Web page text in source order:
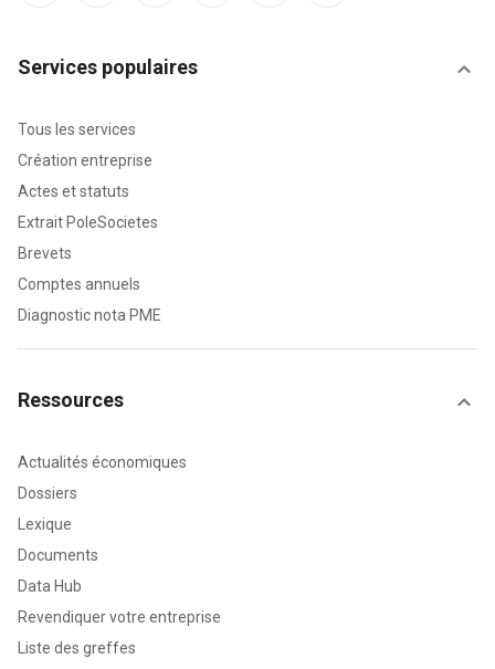
Services populaires
Tous les services
Création entreprise
Actes et statuts
Extrait PoleSocietes
Brevets
Comptes annuels
Diagnostic nota PME
Ressources
Actualités économiques
Dossiers
Lexique
Documents
Data Hub
Revendiquer votre entreprise
Liste des greffes